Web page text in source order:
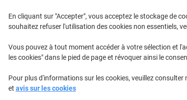
listées et/ou les cartouches précédemment achetéesSe
Canon MF 211
Trier par :
En cliquant sur "Accepter", vous acceptez le stockage de
souhaitez refuser l'utilisation des cookies non essentiels,
Vous pouvez à tout moment accéder à votre sélection et
les cookies" dans le pied de page et révoquer ainsi le
Pour plus d'informations sur les cookies, veuillez consulter
et avis sur les cookies